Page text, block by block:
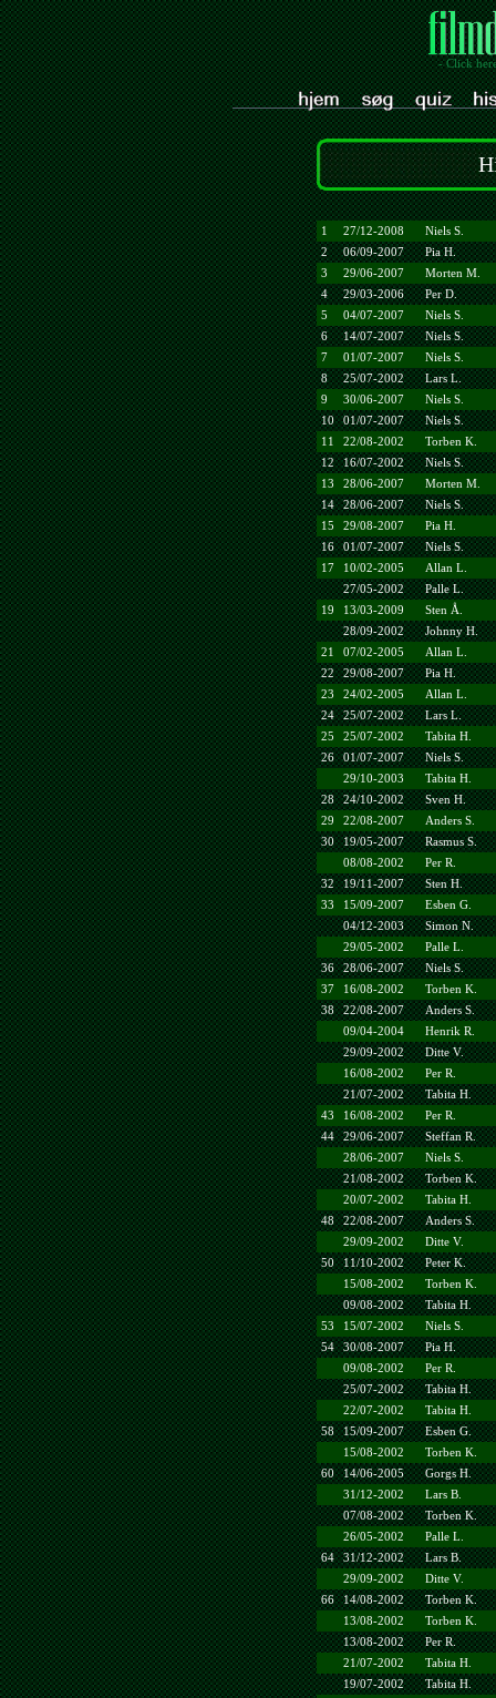
- Click
1 27/12-2008
Niels S.
2
06/09-2007
Pia H.
3
29/06-2007
Morten M.
4
29/03-2006
Per D.
5
04/07-2007
Niels S.
6
14/07-2007
Niels S.
7
01/07-2007
Niels S.
8
25/07-2002
Lars L.
9
30/06-2007
Niels S.
10
01/07-2007
Niels S.
11
22/08-2002
Torben K.
12
16/07-2002
Niels S.
13
28/06-2007
Morten M.
14
28/06-2007
Niels S.
15
29/08-2007
Pia H.
16
01/07-2007
Niels S.
17
10/02-2005
Allan L.
27/05-2002
Palle L.
19
13/03-2009
Sten Å.
28/09-2002
Johnny H.
21
07/02-2005
Allan L.
22
29/08-2007
Pia H.
23
24/02-2005
Allan L.
24
25/07-2002
Lars L.
25
25/07-2002
Tabita H.
26
01/07-2007
Niels S.
29/10-2003
Tabita H.
28
24/10-2002
Sven H.
29
22/08-2007
Anders S.
30
19/05-2007
Rasmus S.
08/08-2002
Per R.
32
19/11-2007
Sten H.
33
15/09-2007
Esben G.
04/12-2003
Simon N.
29/05-2002
Palle L.
36
28/06-2007
Niels S.
37
16/08-2002
Torben K.
38
22/08-2007
Anders S.
09/04-2004
Henrik R.
29/09-2002
Ditte V.
16/08-2002
Per R.
21/07-2002
Tabita H.
43
16/08-2002
Per R.
44
29/06-2007
Steffan R.
28/06-2007
Niels S.
21/08-2002
Torben K.
20/07-2002
Tabita H.
48
22/08-2007
Anders S.
29/09-2002
Ditte V.
50
11/10-2002
Peter K.
15/08-2002
Torben K.
09/08-2002
Tabita H.
53
15/07-2002
Niels S.
54
30/08-2007
Pia H.
09/08-2002
Per R.
25/07-2002
Tabita H.
22/07-2002
Tabita H.
58
15/09-2007
Esben G.
15/08-2002
Torben K.
60
14/06-2005
Gorgs H.
31/12-2002
Lars B.
07/08-2002
Torben K.
26/05-2002
Palle L.
64
31/12-2002
Lars B.
29/09-2002
Ditte V.
66
14/08-2002
Torben K.
13/08-2002
Torben K.
13/08-2002
Per R.
21/07-2002
Tabita H.
19/07-2002
Tabita H.